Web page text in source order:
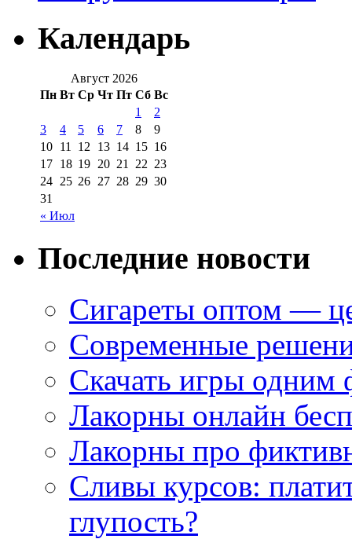
Календарь
Август 2026
Пн Вт Ср Чт Пт Сб Вс
« Июл
1
2
3
4 5 6 7 8
9
10 11 12 13 14 15 16
17 18 19 20 21 22 23
24 25 26 27 28 29 30
31
Последние новости
Сигареты оптом —
Современные
Скачать игры одним
Лакорны онлайн
Лакорны про
Сливы курсов:
глупость?